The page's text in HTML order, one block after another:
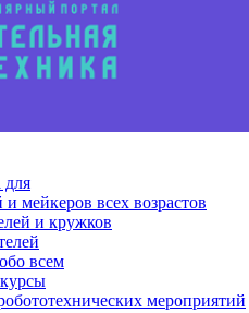
для
и мейкеров всех возрастов
и кружков
всем
мероприятий